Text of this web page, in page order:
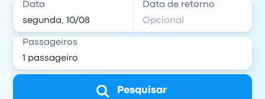
Data Data de retorno
Passageiros
Pesquisar